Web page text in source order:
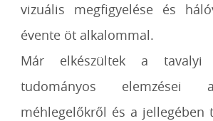
vizuális megfigyelése és
évente öt alkalommal.
Már elkészültek a tavalyi
tudományos elemzései
méhlegelőkről és a jellegében